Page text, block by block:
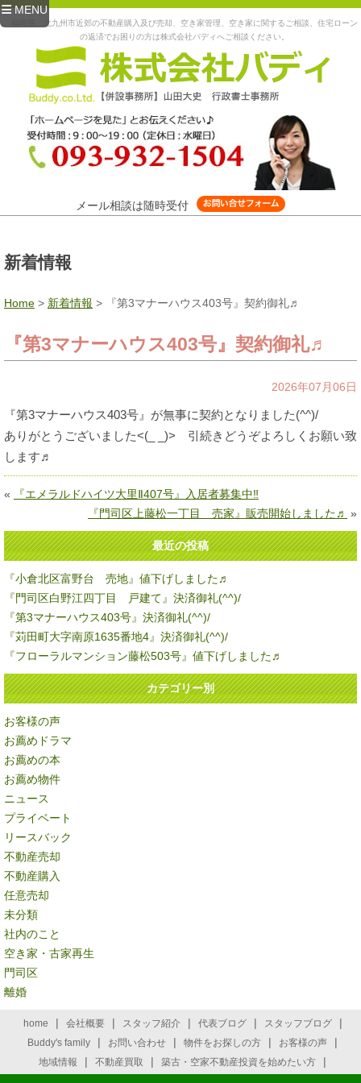
MENU
福岡県、北九州市近郊の不動産購入及び売却、空き家管理、空き家に関するご相談、住宅ローン
の返済でお困りの方は株式会社バディへご相談ください。
メール相談は随時受付
新着情報
Home > 新着情報 > 『第3マナーハウス403号』契約御礼♬
『第3マナーハウス403号』契約御礼♬
2026年07月06日
『第3マナーハウス403号』が無事に契約となりました(^^)/
ありがとうございました<(_ _)> 引続きどうぞよろしくお願い致
します♬
«
『エメラルドハイツ大里Ⅱ407号』入居者募集中‼
『門司区上藤松一丁目 売家』販売開始しました♬ »
最近の投稿
『小倉北区富野台 売地』値下げしました♬
『門司区白野江四丁目 戸建て』決済御礼(^^)/
『第3マナーハウス403号』決済御礼(^^)/
『苅田町大字南原1635番地4』決済御礼(^^)/
『フローラルマンション藤松503号』値下げしました♬
カテゴリー別
お客様の声
お薦めドラマ
お薦めの本
お薦め物件
ニュース
プライベート
リースバック
不動産売却
不動産購入
任意売却
未分類
社内のこと
空き家・古家再生
門司区
離婚
home | 会社概要 | スタッフ紹介 | 代表ブログ | スタッフブログ |
Buddy's family | お問い合わせ | 物件をお探しの方 | お客様の声 |
地域情報 | 不動産買取 | 築古・空家不動産投資を始めたい方 |